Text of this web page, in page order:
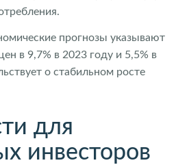
прогнозы указывают
в 9,7% в 2023 году и 5,5% в
о стабильном росте
для
инвесторов